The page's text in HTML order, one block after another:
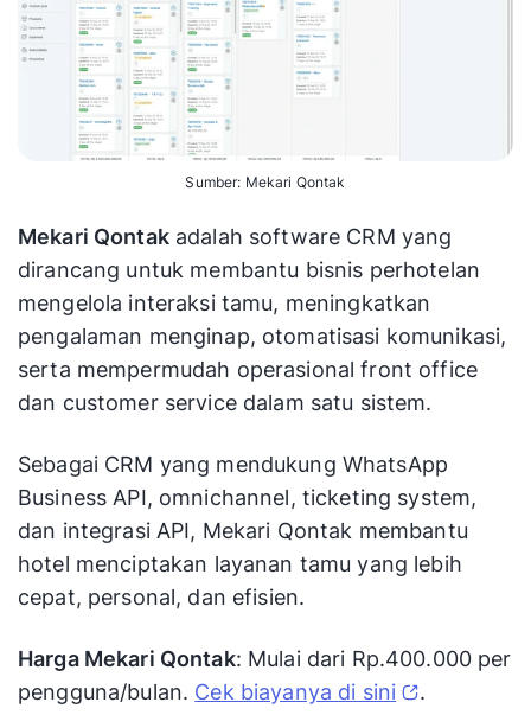
Sumber: Mekari Qontak
Mekari Qontakadalah software CRM yang
dirancang untuk membantu bisnis perhotelan
mengelola interaksi tamu, meningkatkan
pengalaman menginap, otomatisasi komunikasi,
serta mempermudah operasional front office
dan customer service dalam satu sistem.
Sebagai CRM yang mendukung WhatsApp
Business API, omnichannel, ticketing system,
dan integrasi API, Mekari Qontak membantu
hotel menciptakan layanan tamu yang lebih
cepat, personal, dan efisien.
Harga Mekari Qontak: Mulai dari Rp.400.000 per
pengguna/bulan. Cek biayanya di sini .